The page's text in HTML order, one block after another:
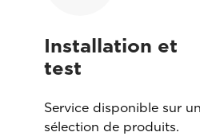
Installation et
test
Service disponible sur
sélection de produits.